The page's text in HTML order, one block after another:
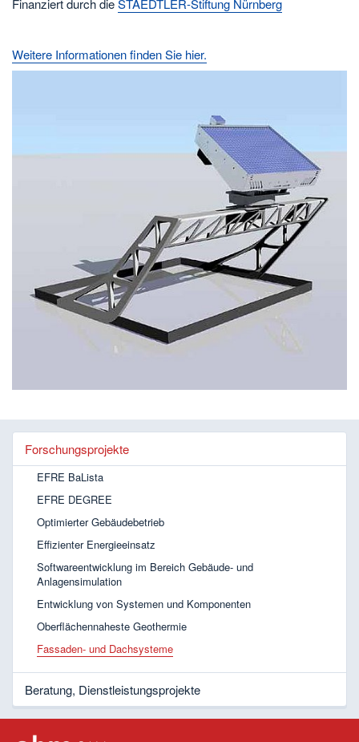
Finanziert durch dieSTAEDTLER-Stiftung Nürnberg
Weitere Informationen finden Sie hier.
Forschungsprojekte
EFRE BaLista
EFRE DEGREE
Optimierter Gebäudebetrieb
Effizienter Energieeinsatz
Softwareentwicklung im Bereich Gebäude- und
Anlagensimulation
Entwicklung von Systemen und Komponenten
Oberflächennaheste Geothermie
Fassaden- und Dachsysteme
Beratung, Dienstleistungsprojekte